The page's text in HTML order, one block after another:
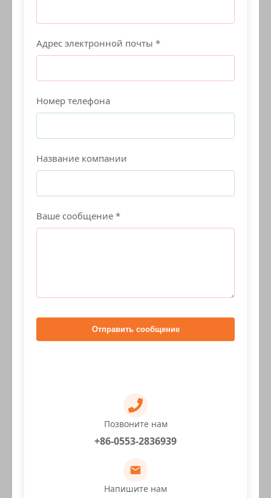
Адрес электронной почты *
Номер телефона
Название компании
Ваше сообщение *
Отправить сообщение
Позвоните нам
+86-0553-2836939
Напишите нам